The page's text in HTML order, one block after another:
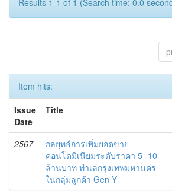
Results 1-1 of 1 (Search time: 0.0
Item hits:
Issue
Date
Title
2567
กลยุทธ์การเพิ่มยอดขาย
คอนโดมิเนียมระดับราคา 5 -10
ล้านบาท ทำเลกรุงเทพมหานคร
ในกลุ่มลูกค้า Gen Y